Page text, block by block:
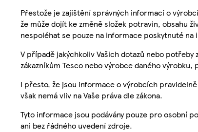
Přestože je zajištění správných informací o
že může dojít ke změně složek potravin, obsahu
nespoléhat se pouze na informace poskytnuté
V případě jakýchkoliv Vašich dotazů nebo
zákazníkům Tesco nebo výrobce daného výrobku,
I přesto, že jsou informace o výrobcích
však nemá vliv na Vaše práva dle zákona.
Tyto informace jsou podávány pouze pro osobní
ani bez řádného uvedení zdroje.